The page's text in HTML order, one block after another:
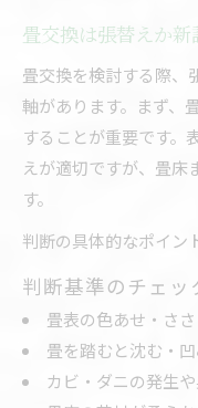
畳交換は張替えか
畳交換を検討する際、
軸があります。まず、
することが重要です。
えが適切ですが、畳床
す。
判断の具体的なポイン
判断基準のチェッ
畳表の色あせ・さ
畳を踏むと沈む・
カビ・ダニの発生